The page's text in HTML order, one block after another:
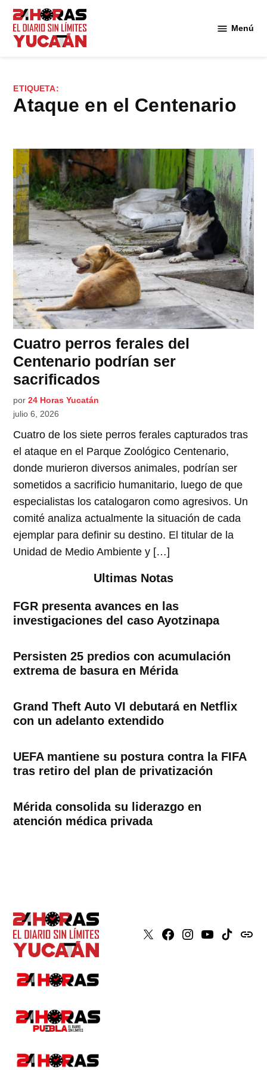
Saltar
contenido
Menú
ETIQUETA:
ataque en el Centenario
Cuatro perros ferales del
Centenario podrían ser
sacrificados
por 24 Horas Yucatán
julio 6, 2026
Cuatro de los siete perros ferales capturados tras
el ataque en el Parque Zoológico Centenario,
donde murieron diversos animales, podrían ser
sometidos a sacrificio humanitario, luego de que
especialistas los catalogaron como agresivos. Un
comité analiza actualmente la situación de cada
ejemplar para definir su destino. El titular de la
Unidad de Medio Ambiente y […]
Ultimas Notas
FGR presenta avances en las
investigaciones del caso Ayotzinapa
Persisten 25 predios con acumulación
extrema de basura en Mérida
Grand Theft Auto VI debutará en Netflix
con un adelanto extendido
UEFA mantiene su postura contra la FIFA
tras retiro del plan de privatización
Mérida consolida su liderazgo en
atención médica privada
X Faceboook
Instagram
YoutubeTiktokissuu